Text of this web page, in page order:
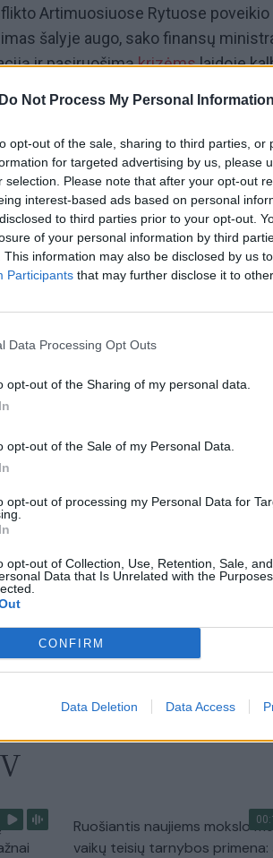
Do Not Process My Personal Information
opt-out of the sale, sharing to third parties, or
for targeted advertising by us, please
selection. Please note that after your opt-out
interest-based ads based on personal
to third parties prior to your opt-out.
of your personal information by third
This information may also be disclosed by us
Participants that may further disclose it to
Data Processing Opt Outs
opt-out of the Sharing of my personal data.
opt-out of the Sale of my Personal Data.
opt-out of processing my Personal Data for
opt-out of Collection, Use, Retention, Sale,
Data that Is Unrelated with the
CONFIRM
Data Deletion Data Access
Artimuosiuose Rytuose poveikio
šalyje augo, sako finansų
ir pasiruošimąkrizėmslaidoje
prezidentas
pokalbiai su herojais, ekspertų
ir diskusijos apie socialinius
ryto“ televizijos laidoje
per „Lietuvos ryto“ televiziją ir
Krizė ekonominės nuotaikos
ir
Tailandą sukrėtė protu
Žinios | Pasaulis
Savaitgalis bus ramus ir
beveik nenumatoma
Ruošiantis naujiems mokslo
vaikų teisių tarnybos primena: